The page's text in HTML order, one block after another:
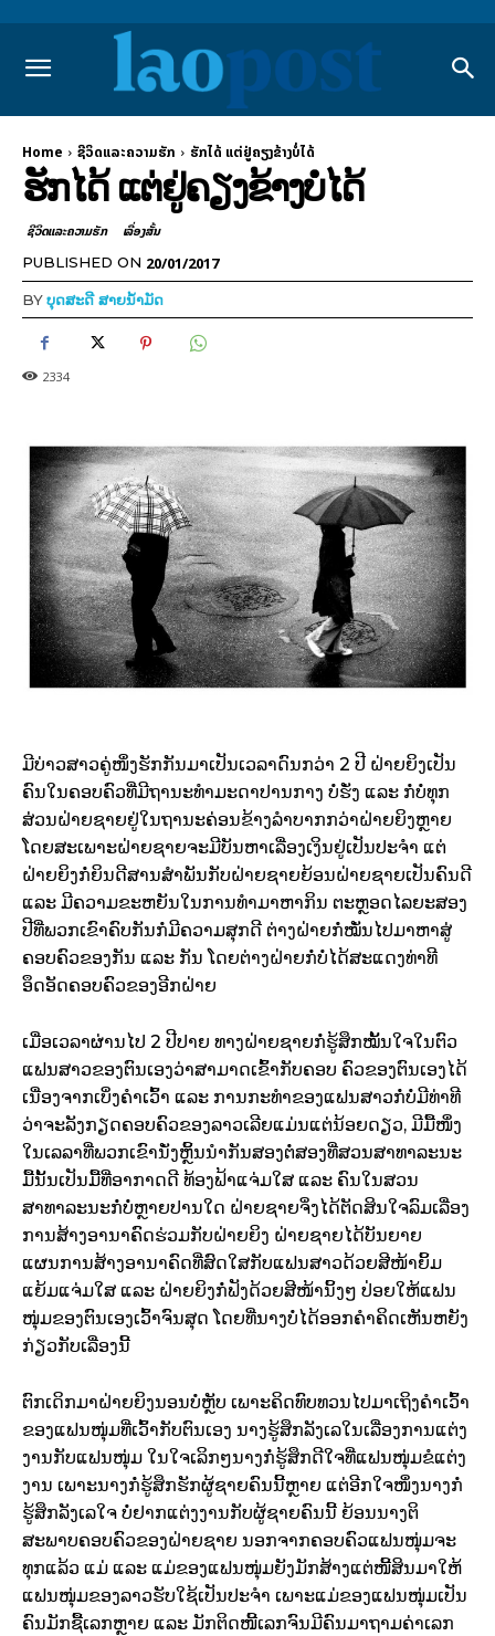
Home ຊີວິດແລະຄວາມຮັກ ຮັກໄດ້ ແຕ່ຢູ່ຄຽງຂ້າງບໍ່ໄດ້
ຮັກໄດ້ ແຕ່ຢູ່ຄຽງຂ້າງບໍ່ໄດ້
ຊີວິດແລະຄວາມຮັກ ເລື່ອງສັ້ນ
PUBLISHED ON 20/01/2017
BYບຸດສະດີ ສາຍນ້ຳມັດ
2334
ມີບ່າວສາວຄູ່ໜຶ່ງຮັກກັນມາເປັນເວລາດົນກວ່າ 2 ປີ ຝ່າຍຍິງເປັນ
ຄົນໃນຄອບຄົວທີ່ມີຖານະທຳມະດາປານກາງ ບໍ່ຮັ່ງ ແລະ ກໍ່ບໍ່ທຸກ
ສ່ວນຝ່າຍຊາຍຢູ່ໃນຖານະຄ່ອນຂ້າງລຳບາກກວ່າຝ່າຍຍິງຫຼາຍ
ໂດຍສະເພາະຝ່າຍຊາຍຈະມີບັນຫາເລື່ອງເງິນຢູ່ເປັນປະຈຳ ແຕ່
ຝ່າຍຍິງກໍ່ຍິນດີສານສຳພັນກັບຝ່າຍຊາຍຍ້ອນຝ່າຍຊາຍເປັນຄົນດີ
ແລະ ມີຄວາມຂະຫຍັນໃນການທຳມາຫາກິນ ຕະຫຼອດໄລຍະສອງ
ປີທີ່ພວກເຂົາຄົບກັນກໍ່ມີຄວາມສຸກດີ ຕ່າງຝ່າຍກໍ່ໝັ່ນໄປມາຫາສູ່
ຄອບຄົວຂອງກັນ ແລະ ກັນ ໂດຍຕ່າງຝ່າຍກໍ່ບໍ່ໄດ້ສະແດງທ່າທີ
ອຶດອັດຄອບຄົວຂອງອີກຝ່າຍ
ເມື່ອເວລາຜ່ານໄປ 2 ປີປາຍ ທາງຝ່າຍຊາຍກໍ່ຮູ້ສຶກໝັ້ນໃຈໃນຕົວ
ແຟນສາວຂອງຕົນເອງວ່າສາມາດເຂົ້າກັບຄອບ ຄົວຂອງຕົນເອງໄດ້
ເນື່ອງຈາກເບິ່ງຄຳເວົ້າ ແລະ ການກະທຳຂອງແຟນສາວກໍ່ບໍ່ມີທ່າທີ
ວ່າຈະລັງກຽດຄອບຄົວຂອງລາວເລີຍແມ່ນແຕ່ນ້ອຍດຽວ, ມີມື້ໜຶ່ງ
ໃນເລລາທີ່ພວກເຂົານັ່ງຫຼິ້ນນຳກັນສອງຕໍ່ສອງທີ່ສວນສາທາລະນະ
ມື້ນັ້ນເປັນມື້ທີ່ອາກາດດີ ທ້ອງຟ້າແຈ່ມໃສ ແລະ ຄົນໃນສວນ
ສາທາລະນະກໍ່ບໍ່ຫຼາຍປານໃດ ຝ່າຍຊາຍຈິ່ງໄດ້ຕັດສິນໃຈລົມເລື່ອງ
ການສ້າງອານາຄົດຮ່ວມກັບຝ່າຍຍິງ ຝ່າຍຊາຍໄດ້ບັນຍາຍ
ແຜນການສ້າງອານາຄົດທີ່ສົດໃສກັບແຟນສາວດ້ວຍສີໜ້າຍິ້ມ
ແຍ້ມແຈ່ມໃສ ແລະ ຝ່າຍຍິງກໍ່ຟັງດ້ວຍສີໜ້ານິ້ງໆ ປ່ອຍໃຫ້ແຟນ
ໜຸ່ມຂອງຕົນເອງເວົ້າຈົນສຸດ ໂດຍທີ່ນາງບໍ່ໄດ້ອອກຄຳຄິດເຫັນຫຍັງ
ກ່ຽວກັບເລື່ອງນີ້
ຕົກເດິກມາຝ່າຍຍິງນອນບໍ່ຫຼັບ ເພາະຄິດທົບທວນໄປມາເຖິງຄຳເວົ້າ
ຂອງແຟນໜຸ່ມທີ່ເວົ້າກັບຕົນເອງ ນາງຮູ້ສຶກລັງເລໃນເລື່ອງການແຕ່ງ
ງານກັບແຟນໜຸ່ມ ໃນໃຈເລິກໆນາງກໍ່ຮູ້ສຶກດີໃຈທີ່ແຟນໜຸ່ມຂໍແຕ່ງ
ງານ ເພາະນາງກໍ່ຮູ້ສຶກຮັກຜູ້ຊາຍຄົນນີ້ຫຼາຍ ແຕ່ອີກໃຈໜຶ່ງນາງກໍ່
ຮູ້ສຶກລັງເລໃຈ ບໍ່ຢາກແຕ່ງງານກັບຜູ້ຊາຍຄົນນີ້ ຍ້ອນນາງຕິ
ສະພາບຄອບຄົວຂອງຝ່າຍຊາຍ ນອກຈາກຄອບຄົວແຟນໜຸ່ມຈະ
ທຸກແລ້ວ ແມ່ ແລະ ແມ່ຂອງແຟນໜຸ່ມຍັງມັກສ້າງແຕ່ໜີ້ສິນມາໃຫ້
ແຟນໜຸ່ມຂອງລາວຮັບໃຊ້ເປັນປະຈຳ ເພາະແມ່ຂອງແຟນໜຸ່ມເປັນ
ຄົນມັກຊື້ເລກຫຼາຍ ແລະ ມັກຕິດໜີ້ເລກຈົນມີຄົນມາຖາມຄ່າເລກ